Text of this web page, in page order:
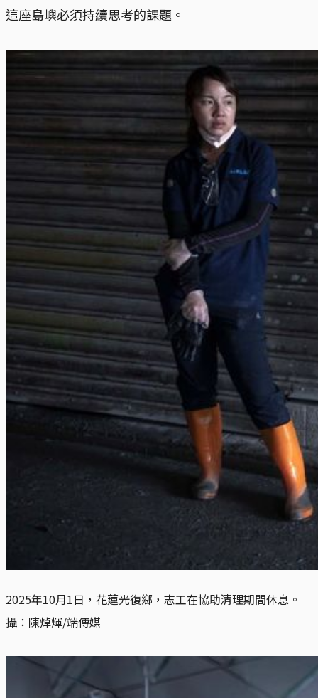
這座島嶼必須持續思考的課題。
2025年10月1日，花蓮光復鄉，志工在協助清理期間休息。
攝：陳焯煇/端傳媒